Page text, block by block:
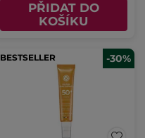
PŘIDAT DO
KOŠÍKU
BESTSELLER -30%